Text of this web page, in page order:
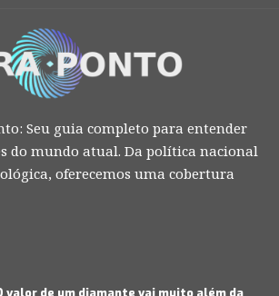
Seu guia completo para entender
do mundo atual. Da política nacional
oferecemos uma cobertura